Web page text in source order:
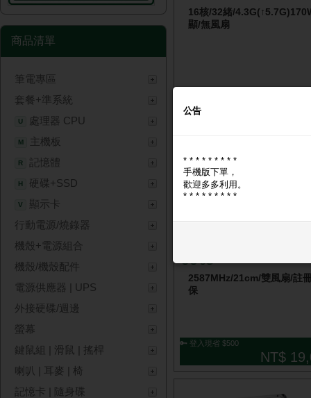
商品清單
筆電專區
套餐+準系統
U 處理器 CPU
M 主機板
R 記憶體
H 硬碟+SSD
V
顯示卡
行動電源/燒錄器
機殼+電源組合
機殼/機殼配件
電源供應器 | UPS
外接硬碟/週邊
螢幕
鍵鼠組 | 滑鼠 | 搖桿
喇叭 | 耳麥 | 椅
記憶卡 | 隨身碟
16核/32緒/
顯/無風扇
OC 8G
2587MHz/21cm/雙風扇/註
保
🔑 登入現省 $500
NT$
公告
* * * * * * * * *
手機版下單，
歡迎多多利用。
* * * * * * * * *